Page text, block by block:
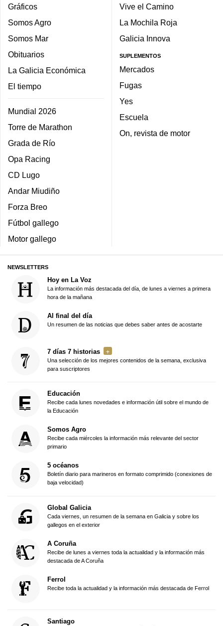
Gráficos
Somos Agro
Somos Mar
Obituarios
La Galicia Económica
El tiempo
Mundial 2026
Torre de Marathon
Grada de Río
Opa Racing
CD Lugo
Andar Miudiño
Forza Breo
Fútbol gallego
Motor gallego
Vive el Camino
La Mochila Roja
Galicia Innova
SUPLEMENTOS
Mercados
Fugas
Yes
Escuela
On, revista de motor
NEWSLETTERS
Hoy en La Voz
La información más destacada del día, de lunes a viernes a primera
hora de la mañana
Al final del día
Un resumen de las noticias que debes saber antes de acostarte
7 días 7 historias
Una selección de los mejores contenidos de la semana, exclusiva
para suscriptores
Educación
Recibe cada lunes novedades e información útil sobre el mundo de
la Educación
Somos Agro
Recibe cada miércoles la información más relevante del sector
primario
5 océanos
Boletín diario para marineros en formato comprimido (conexiones de
baja velocidad)
Global Galicia
Cada viernes, un resumen de la semana en Galicia y sobre los
gallegos en el exterior
A Coruña
Recibe de lunes a viernes toda la actualidad y la información más
destacada de A Coruña
Ferrol
Recibe toda la actualidad y la información más destacada de Ferrol
Santiago